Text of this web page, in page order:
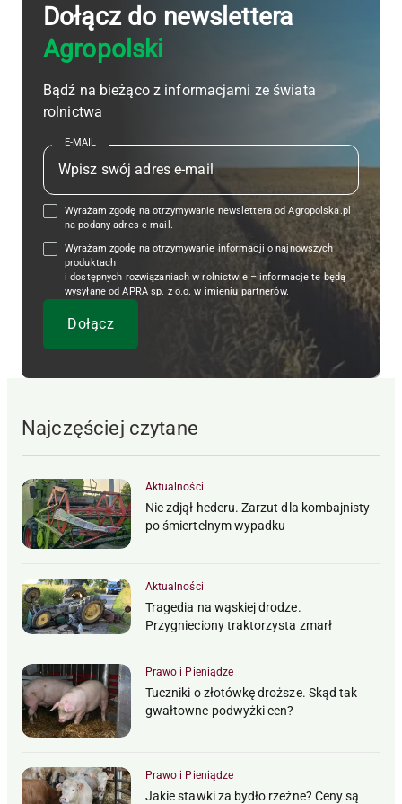
Dołącz do newslettera
Agropolski
Bądź na bieżąco z informacjami ze świata
rolnictwa
E-MAIL
Wyrażam zgodę na otrzymywanie newslettera od Agropolska.pl
na podany adres e-mail.
Wyrażam zgodę na otrzymywanie informacji o najnowszych
produktach
i dostępnych rozwiązaniach w rolnictwie – informacje te będą
wysyłane od APRA sp. z o.o. w imieniu partnerów.
Najczęściej czytane
Aktualności
Nie zdjął hederu. Zarzut dla kombajnisty
po śmiertelnym wypadku
Aktualności
Tragedia na wąskiej drodze.
Przygnieciony traktorzysta zmarł
Prawo i Pieniądze
Tuczniki o złotówkę droższe. Skąd tak
gwałtowne podwyżki cen?
Prawo i Pieniądze
Jakie stawki za bydło rzeźne? Ceny są